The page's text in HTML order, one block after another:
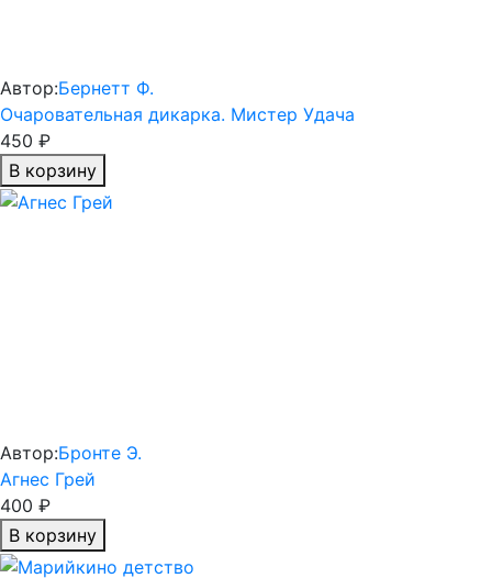
Автор:Бернетт Ф.
Очаровательная дикарка. Мистер Удача
450 ₽
В корзину
Автор:Бронте Э.
Агнес Грей
400 ₽
В корзину